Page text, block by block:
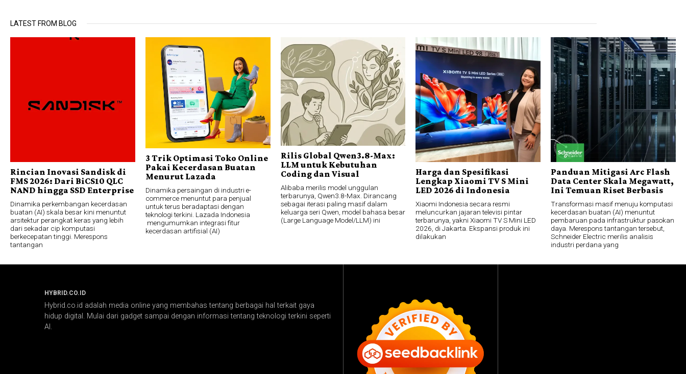
LATEST FROM BLOG
Rincian Inovasi Sandisk di
FMS 2026: Dari BiCS10 QLC
NAND hingga SSD Enterprise
Dinamika perkembangan kecerdasan
buatan (AI) skala besar kini menuntut
arsitektur perangkat keras yang lebih
dari sekadar cip komputasi
berkecepatan tinggi. Merespons
tantangan
3 Trik Optimasi Toko Online
Pakai Kecerdasan Buatan
Menurut Lazada
Dinamika persaingan di industri e-
commerce menuntut para penjual
untuk terus beradaptasi dengan
teknologi terkini. Lazada Indonesia
mengumumkan integrasi fitur
kecerdasan artifisial (AI)
Rilis Global Qwen3.8-Max:
LLM untuk Kebutuhan
Coding dan Visual
Alibaba merilis model unggulan
terbarunya, Qwen3.8-Max. Dirancang
sebagai iterasi paling masif dalam
keluarga seri Qwen, model bahasa besar
(Large Language Model/LLM) ini
Harga dan Spesifikasi
Lengkap Xiaomi TV S Mini
LED 2026 di Indonesia
Xiaomi Indonesia secara resmi
meluncurkan jajaran televisi pintar
terbarunya, yakni Xiaomi TV S Mini LED
2026, di Jakarta. Ekspansi produk ini
dilakukan
Panduan Mitigasi Arc Flash
Data Center Skala Megawatt,
Ini Temuan Riset Berbasis
Transformasi masif menuju komputasi
kecerdasan buatan (AI) menuntut
pembaruan pada infrastruktur pasokan
daya. Merespons tantangan tersebut,
Schneider Electric merilis analisis
industri perdana yang
HYBRID.CO.ID
Hybrid.co.id adalah media online yang membahas tentang berbagai hal terkait gaya
hidup digital. Mulai dari gadget sampai dengan informasi tentang teknologi terkini seperti
AI.